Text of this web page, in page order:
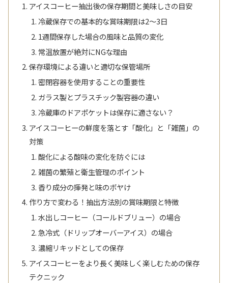
アイスコーヒー抽出後の保存期間と美味しさの目安
冷蔵保存での基本的な賞味期限は2〜3日
1週間保存した場合の風味と品質の変化
常温放置が絶対にNGな理由
保存環境による違いと適切な保管場所
密閉容器を使用することの重要性
ガラス製とプラスチック製容器の違い
冷蔵庫のドアポケットは保存に適さない？
アイスコーヒーの鮮度を落とす「酸化」と「雑菌」の
対策
酸化による酸味の変化を防ぐには
雑菌の繁殖と衛生管理のポイント
香り成分の揮発と味のボヤけ
作り方で変わる！抽出方法別の賞味期限と特徴
水出しコーヒー（コールドブリュー）の場合
急冷式（ドリップオーバーアイス）の場合
濃縮リキッドとしての保存
アイスコーヒーをより長く美味しく楽しむための保存
テクニック